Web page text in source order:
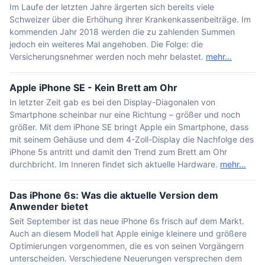
Im Laufe der letzten Jahre ärgerten sich bereits viele
Schweizer über die Erhöhung ihrer Krankenkassenbeiträge. Im
kommenden Jahr 2018 werden die zu zahlenden Summen
jedoch ein weiteres Mal angehoben. Die Folge: die
Versicherungsnehmer werden noch mehr belastet. mehr…
Apple iPhone SE - Kein Brett am Ohr
In letzter Zeit gab es bei den Display-Diagonalen von
Smartphone scheinbar nur eine Richtung – größer und noch
größer. Mit dem iPhone SE bringt Apple ein Smartphone, dass
mit seinem Gehäuse und dem 4-Zoll-Display die Nachfolge des
iPhone 5s antritt und damit den Trend zum Brett am Ohr
durchbricht. Im Inneren findet sich aktuelle Hardware. mehr…
Das iPhone 6s: Was die aktuelle Version dem
Anwender bietet
Seit September ist das neue iPhone 6s frisch auf dem Markt.
Auch an diesem Modell hat Apple einige kleinere und größere
Optimierungen vorgenommen, die es von seinen Vorgängern
unterscheiden. Verschiedene Neuerungen versprechen dem